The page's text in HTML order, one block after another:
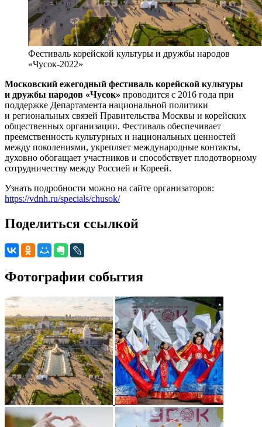
Фестиваль корейской культуры и дружбы народов
«Чусок-2022»
Московский ежегодный фестиваль корейской культуры
и дружбы народов «Чусок» проводится с 2016 года при
поддержке Департамента национальной политики
и региональных связей Правительства Москвы и корейских
общественных организации. Фестиваль обеспечивает
преемственность культурных и национальных ценностей
между поколениями, укрепляет международные контакты,
духовно обогащает участников и способствует плодотворному
сотрудничеству между Россией и Кореей.
Узнать подробности можно на сайте организаторов:
https://vdnh.ru/specials/chusok/
Поделиться ссылкой
Фотографии события